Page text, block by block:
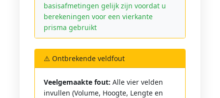
basisafmetingen gelijk zijn voordat u
berekeningen voor een vierkante
prisma gebruikt
⚠️ Ontbrekende veldfout
Veelgemaakte fout: Alle vier velden
invullen (Volume, Hoogte, Lengte en